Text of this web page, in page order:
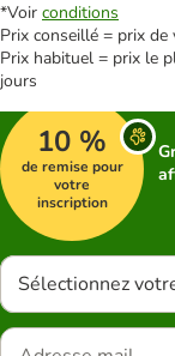
*Voir conditions
Prix conseillé = prix
Prix habituel = prix le
jours
10 %
de remise pour
votre
inscription
Sélectionnez